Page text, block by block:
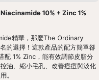
10% + Zinc 1%
精華，那麼The Ordinary
的選擇！這款產品的配方簡單卻
配 1% Zinc，能有效調節皮脂分
油、縮小毛孔、改善痘痘與淡化
。